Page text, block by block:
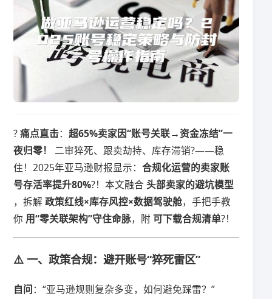
? ​​痛点直击​​：​​超65%卖家因“账号关联→资金冻结”一
夜归零！​
​ 二审猝死、跟卖劫持、库存滞销?——稳
住！2025年亚马逊财报显示：​​合规化运营的卖家账
号存活率提升80%​​?！本文融合 ​ ​头部卖家的避坑模型​
，拆解 ​​政策红线×库存风控×数据驾驶舱​​，手把手教
你 ​ ​用“零关联架构”守住命脉​​，附 ​​可下载合规清单​​?！
⚠️ 一、政策合规：避开账号“猝死雷区”
​自问​​：“亚马逊规则复杂多变，如何避免踩雷？”